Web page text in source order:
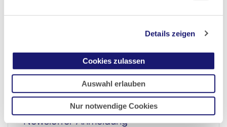
Details zeigen
Cookies zulassen
Auswahl erlauben
Nur notwendige Cookies
zurück zu "Presse"
Newsletter-Anmeldung